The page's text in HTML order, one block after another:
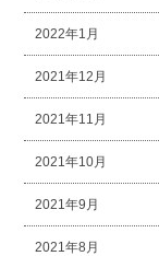
2022年1月
2021年12月
2021年11月
2021年10月
2021年9月
2021年8月